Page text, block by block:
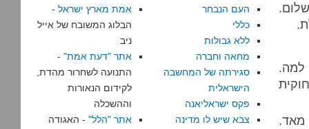
למה.
מאד.
העם הנבחר
כללי
ללא גבולות
מחאה וחברה
סגירתה של המחשבה
הישראלית
פקס ישראליאנה
צבא שיש לו מדינה
אמת מארץ ישראל -
הבלוג המשובח של אייל
ניב
אתר "דעת אמת" -
התנועה לשחרור מהדת,
לקידום הנאורות
וההשכלה
אתר "הלל" - האגודה